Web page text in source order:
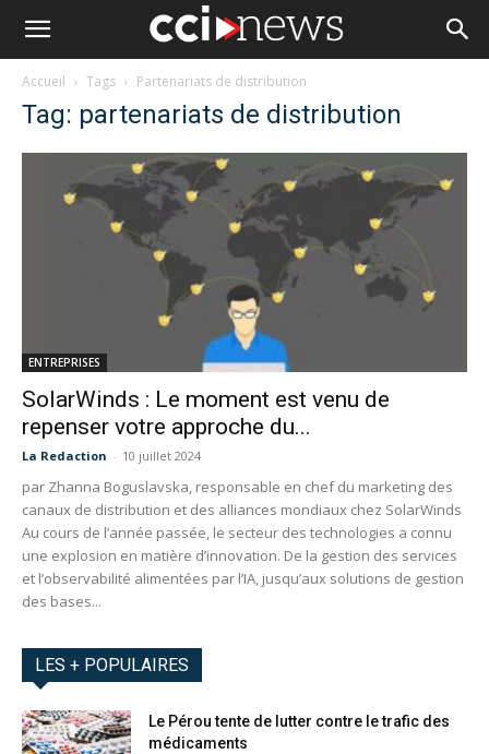
Accueil Tags Partenariats de distribution
Tag: partenariats de distribution
ENTREPRISES
SolarWinds : Le moment est venu de
repenser votre approche du...
La Redaction - 10 juillet 2024
par Zhanna Boguslavska, responsable en chef du marketing des
canaux de distribution et des alliances mondiaux chez SolarWinds
Au cours de l’année passée, le secteur des technologies a connu
une explosion en matière d’innovation. De la gestion des services
et l’observabilité alimentées par l’IA, jusqu’aux solutions de gestion
des bases...
LES + POPULAIRES
Le Pérou tente de lutter contre le trafic des
médicaments